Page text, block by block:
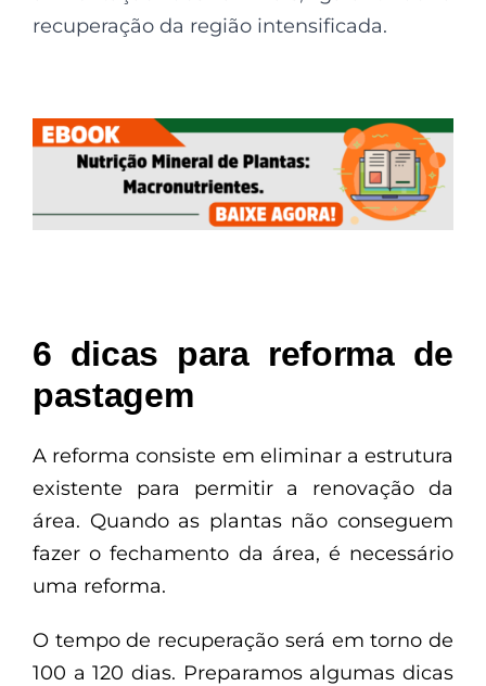
recuperação da região intensificada.
6 dicas para reforma de
pastagem
A reforma consiste em eliminar a estrutura
existente para permitir a renovação da
área. Quando as plantas não conseguem
fazer o fechamento da área, é necessário
uma reforma.
O tempo de recuperação será em torno de
100 a 120 dias. Preparamos algumas dicas